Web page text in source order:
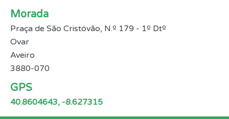
Morada
Praça de São Cristóvão, N.º 179 - 1º Dtº
Ovar
Aveiro
3880-070
GPS
40.8604643, -8.627315